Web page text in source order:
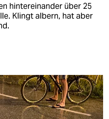
hintereinander über 25
Klingt albern, hat aber